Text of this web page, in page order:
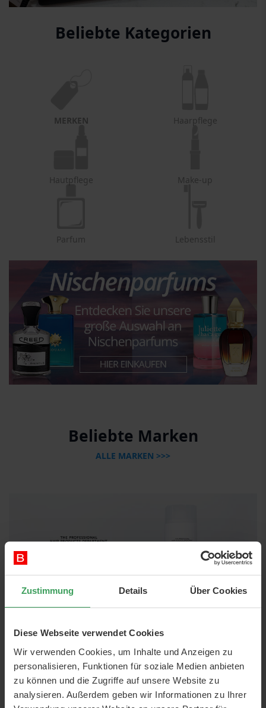
Zustimmung Details Über Cookies
Diese Webseite verwendet Cookies
Wir verwenden Cookies, um Inhalte und Anzeigen zu
personalisieren, Funktionen für soziale Medien anbieten
zu können und die Zugriffe auf unsere Website zu
analysieren. Außerdem geben wir Informationen zu Ihrer
Beliebte Kategorien
MERKEN Haarpflege
Hautpflege Make-up
Parfum Lebensstil
Beliebte Marken
ALLE MARKEN >>>